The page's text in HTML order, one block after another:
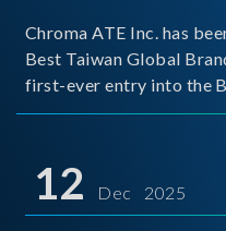
Chroma ATE Inc. has
Best Taiwan Global
first-ever entry into the
This recognition
12 Dec 2025